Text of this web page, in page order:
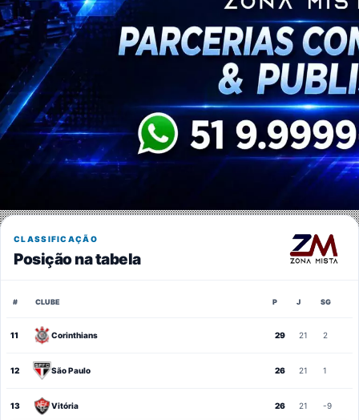
CLASSIFICAÇÃO
Posição na tabela
# CLUBE P J SG
11 Corinthians 29 21 2
12 São Paulo 26 21 1
13 Vitória 26 21 -9